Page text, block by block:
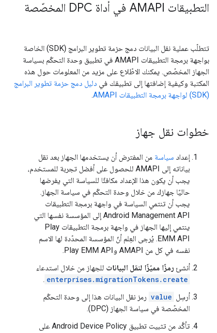
التطبيقات AMAPI في أداة DPC المخصّصة
تتطلّب عملية نقل البيانات دمج حزمة تطوير البرامج (SDK) الخاصة
بواجهة برمجة التطبيقات AMAPI في تطبيق وحدة التحكّم بسياسة
الجهاز المخصّص. يمكنك الاطّلاع على مزيد من المعلومات حول هذه
المكتبة وكيفية إضافتها إلى تطبيقك في دليل دمج حزمة تطوير البرامج
(SDK) لواجهة برمجة التطبيقات AMAPI
.
خطوات نقل جهاز
إعداد سياسة من المفترض أن يستخدمها الجهاز بعد نقل
بياناته إلى AMAPI للحصول على أفضل تجربة للمستخدم،
يجب أن يكون هذا الإعداد مكافئًا للسياسة التي يفرضها
حاليًا جهازك من خلال وحدة التحكّم في سياسة الجهاز.
يجب أن تنتمي السياسة في واجهة برمجة التطبيقات
Android Management API إلى المؤسسة نفسها التي
ينتمي إليها الجهاز في واجهة برمجة التطبيقات Play
EMM API. يُرجى العِلم أنّ المؤسسة المحدّدة لها الاسم
نفسه في كل من AMAPI وPlay EMM API.
أنشئ رمزًا مميّزًا لنقل البيانات للجهاز من خلال استدعاء
enterprises.migrationTokens.create
.
أرسِل value رمز نقل البيانات هذا إلى وحدة التحكّم
المخصّصة في سياسة الجهاز (DPC).
تأكَّد من تثبيت تطبيق Android Device Policy على